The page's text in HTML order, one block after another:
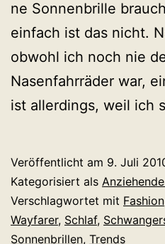
ne Sonnenbrille
einfach ist das nicht.
obwohl ich noch nie
Nasenfahrräder war,
ist allerdings, weil ich
Veröffentlicht am 9. Juli
Kategorisiert als
Verschlagwortet mit Fashion
Wayfarer, Schlaf,
Sonnenbrillen, Trends